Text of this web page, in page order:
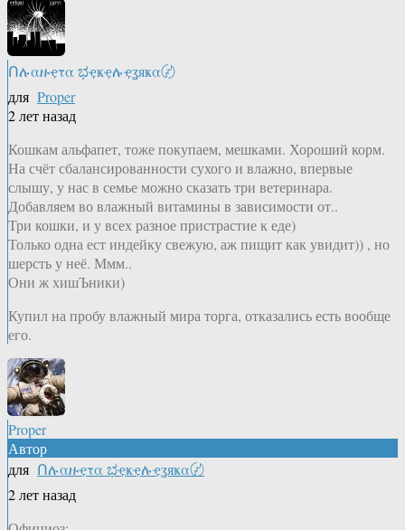
Ոሉαዙҿτα ಭҿҝҿሉҿʓяҝα〄
для Proper
2 лет назад
Кошкам альфапет, тоже покупаем, мешками. Хороший корм.
На счёт сбалансированности сухого и влажно, впервые
слышу, у нас в семье можно сказать три ветеринара.
Добавляем во влажный витамины в зависимости от..
Три кошки, и у всех разное пристрастие к еде)
Только одна ест индейку свежую, аж пищит как увидит)) , но
шерсть у неё. Ммм..
Они ж хишЪники)
Купил на пробу влажный мира торга, отказались есть вообще
его.
Proper
Автор
для Ոሉαዙҿτα ಭҿҝҿሉҿʓяҝα〄
2 лет назад